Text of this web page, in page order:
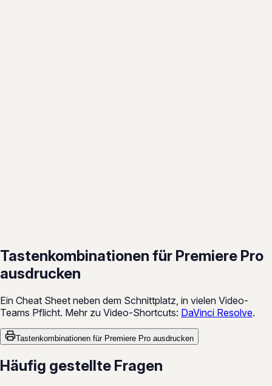
Tastenkombinationen für Premiere Pro
ausdrucken
Ein Cheat Sheet neben dem Schnittplatz, in vielen Video-
Teams Pflicht. Mehr zu Video-Shortcuts: DaVinci Resolve.
Tastenkombinationen für Premiere Pro ausdrucken
Häufig gestellte Fragen